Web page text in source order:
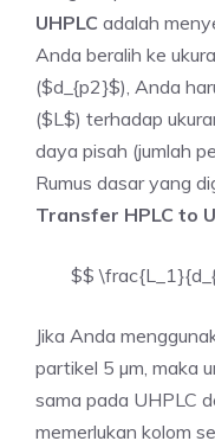
UHPLC adalah
Anda beralih ke
($d_{p2}$), Anda
($L$) terhadap
daya pisah (jumlah
Rumus dasar yang
Transfer HPLC to
$$
Jika Anda
partikel 5 µm, maka
sama pada UHPLC
memerlukan kolom